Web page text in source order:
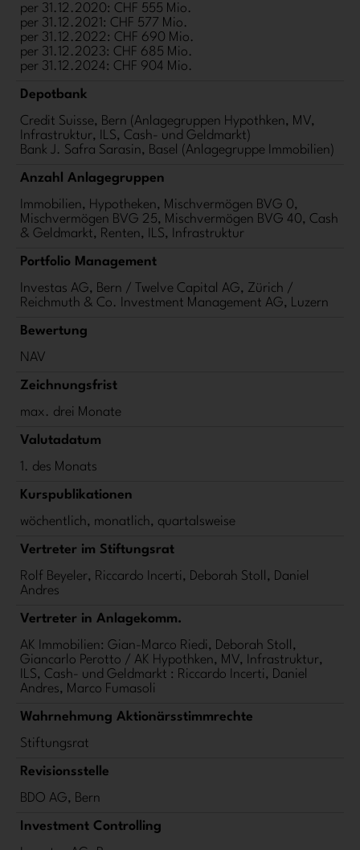
per 31.12.2020: CHF 555 Mio.
per 31.12.2021: CHF 577 Mio.
per 31.12.2022: CHF 690 Mio.
per 31.12.2023: CHF 685 Mio.
per 31.12.2024: CHF 904 Mio.
Depotbank
Credit Suisse, Bern (Anlagegruppen Hypothken, MV,
Infrastruktur, ILS, Cash- und Geldmarkt)
Bank J. Safra Sarasin, Basel (Anlagegruppe Immobilien)
Anzahl Anlagegruppen
Immobilien, Hypotheken, Mischvermögen BVG 0,
Mischvermögen BVG 25, Mischvermögen BVG 40, Cash
& Geldmarkt, Renten, ILS, Infrastruktur
Portfolio Management
Investas AG, Bern / Twelve Capital AG, Zürich /
Reichmuth & Co. Investment Management AG, Luzern
Bewertung
NAV
Zeichnungsfrist
max. drei Monate
Valutadatum
1. des Monats
Kurspublikationen
wöchentlich, monatlich, quartalsweise
Vertreter im Stiftungsrat
Rolf Beyeler, Riccardo Incerti, Deborah Stoll, Daniel
Andres
Vertreter in Anlagekomm.
AK Immobilien: Gian-Marco Riedi, Deborah Stoll,
Giancarlo Perotto / AK Hypothken, MV, Infrastruktur,
ILS, Cash- und Geldmarkt : Riccardo Incerti, Daniel
Andres, Marco Fumasoli
Wahrnehmung Aktionärsstimmrechte
Stiftungsrat
Revisionsstelle
BDO AG, Bern
Investment Controlling